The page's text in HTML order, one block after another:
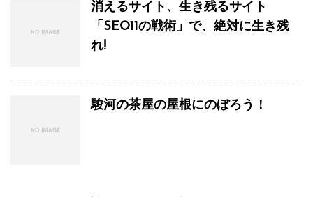
消えるサイト、生き残るサイト
「SEO11の戦術」で、絶対に生き残
れ!
駿河の茶屋の屋根にのぼろう！